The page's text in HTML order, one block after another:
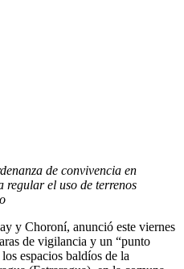
de convivencia en
regular el uso de terrenos
y Choroní, anunció este viernes
de vigilancia y un “punto
espacios baldíos de la